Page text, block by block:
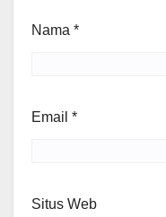
Nama *
Email *
Situs Web